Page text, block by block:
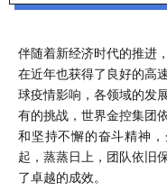
伴随着新经济时代的推进
在近年也获得了良好的高
球疫情影响，各领域的发
有的挑战，世界金控集团
和坚持不懈的奋斗精神
起，蒸蒸日上，团队依旧
了卓越的成效。